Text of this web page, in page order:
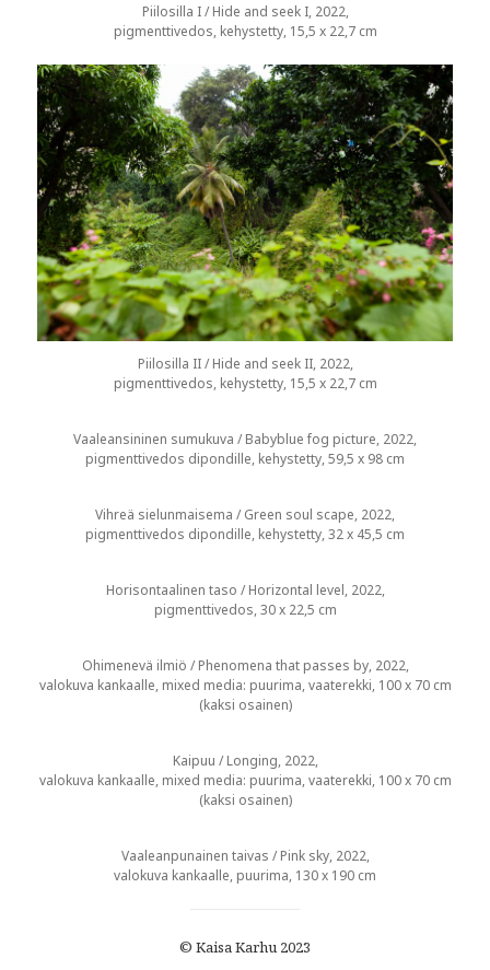
Piilosilla I / Hide and seek I, 2022,
pigmenttivedos, kehystetty, 15,5 x 22,7 cm
Piilosilla II / Hide and seek II, 2022,
pigmenttivedos, kehystetty, 15,5 x 22,7 cm
Vaaleansininen sumukuva / Babyblue fog picture, 2022,
pigmenttivedos dipondille, kehystetty, 59,5 x 98 cm
Vihreä sielunmaisema / Green soul scape, 2022,
pigmenttivedos dipondille, kehystetty, 32 x 45,5 cm
Horisontaalinen taso / Horizontal level, 2022,
pigmenttivedos, 30 x 22,5 cm
Ohimenevä ilmiö / Phenomena that passes by, 2022,
valokuva kankaalle, mixed media: puurima, vaaterekki, 100 x 70 cm
(kaksi osainen)
Kaipuu / Longing, 2022,
valokuva kankaalle, mixed media: puurima, vaaterekki, 100 x 70 cm
(kaksi osainen)
Vaaleanpunainen taivas / Pink sky, 2022,
valokuva kankaalle, puurima, 130 x 190 cm
© Kaisa Karhu 2023